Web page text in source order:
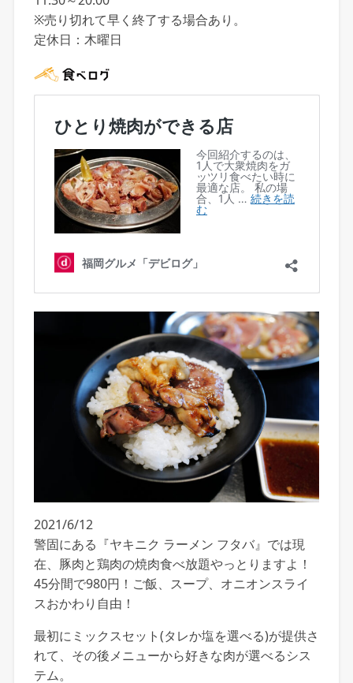
※売り切れて早く終了する場合あり。
定休日：木曜日
2021/6/12
警固にある『ヤキニク ラーメン フタバ』では現
在、豚肉と鶏肉の焼肉食べ放題やっとりますよ！
45分間で980円！ご飯、スープ、オニオンスライ
スおかわり自由！
最初にミックスセット(タレか塩を選べる)が提供さ
れて、その後メニューから好きな肉が選べるシス
テム。